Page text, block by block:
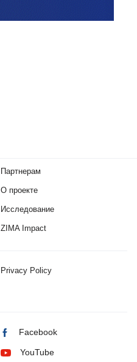
Партнерам
О проекте
Исследование
ZIMA Impact
Privacy Policy
Facebook
YouTube